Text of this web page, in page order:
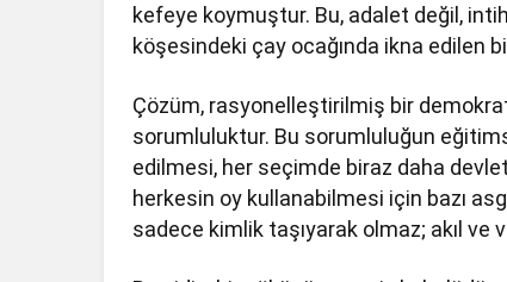
kefeye koymuştur. Bu, adalet değil,
köşesindeki çay ocağında ikna edilen
Çözüm, rasyonelleştirilmiş bir
sorumluluktur. Bu sorumluluğun
edilmesi, her seçimde biraz daha
herkesin oy kullanabilmesi için bazı
sadece kimlik taşıyarak olmaz; akıl ve